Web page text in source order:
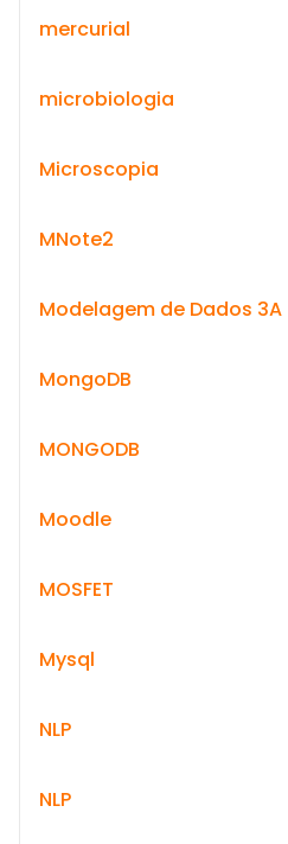
mercurial
microbiologia
Microscopia
MNote2
Modelagem de Dados 3A
MongoDB
MONGODB
Moodle
MOSFET
Mysql
NLP
NLP